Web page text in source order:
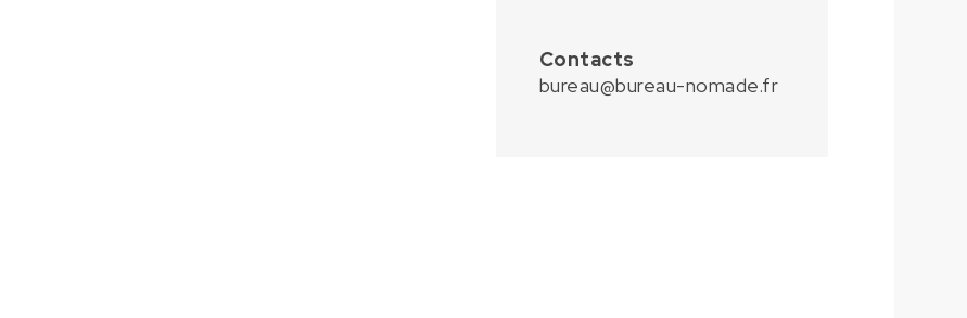
Contacts
bureau@bureau-nomade.fr